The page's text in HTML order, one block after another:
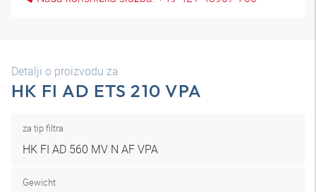
Detalji o proizvodu za
HK FI AD ETS 210 VPA
za tip filtra
HK FI AD 560 MV N AF VPA
Gewicht